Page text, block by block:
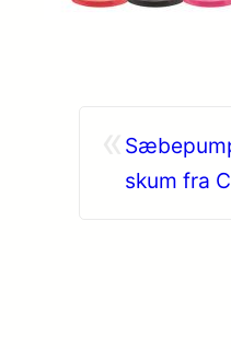
skum fra